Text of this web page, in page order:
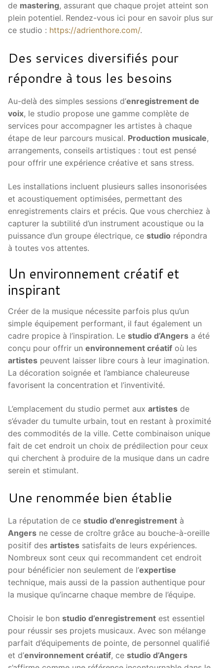
de mastering, assurant que chaque projet atteint son
plein potentiel. Rendez-vous ici pour en savoir plus sur
ce studio : https://adrienthore.com/.
Des services diversifiés pour
répondre à tous les besoins
Au-delà des simples sessions d’enregistrement de
voix, le studio propose une gamme complète de
services pour accompagner les artistes à chaque
étape de leur parcours musical. Production musicale,
arrangements, conseils artistiques : tout est pensé
pour offrir une expérience créative et sans stress.
Les installations incluent plusieurs salles insonorisées
et acoustiquement optimisées, permettant des
enregistrements clairs et précis. Que vous cherchiez à
capturer la subtilité d’un instrument acoustique ou la
puissance d’un groupe électrique, ce studio répondra
à toutes vos attentes.
Un environnement créatif et
inspirant
Créer de la musique nécessite parfois plus qu’un
simple équipement performant, il faut également un
cadre propice à l’inspiration. Le studio d’Angers a été
conçu pour offrir un environnement créatif où les
artistes peuvent laisser libre cours à leur imagination.
La décoration soignée et l’ambiance chaleureuse
favorisent la concentration et l’inventivité.
L’emplacement du studio permet aux artistes de
s’évader du tumulte urbain, tout en restant à proximité
des commodités de la ville. Cette combinaison unique
fait de cet endroit un choix de prédilection pour ceux
qui cherchent à produire de la musique dans un cadre
serein et stimulant.
Une renommée bien établie
La réputation de ce studio d’enregistrement à
Angers ne cesse de croître grâce au bouche-à-oreille
positif des artistes satisfaits de leurs expériences.
Nombreux sont ceux qui recommandent cet endroit
pour bénéficier non seulement de l’expertise
technique, mais aussi de la passion authentique pour
la musique qu’incarne chaque membre de l’équipe.
Choisir le bon studio d’enregistrement est essentiel
pour réussir ses projets musicaux. Avec son mélange
parfait d’équipements de pointe, de personnel qualifié
et d’environnement créatif, ce studio d’Angers